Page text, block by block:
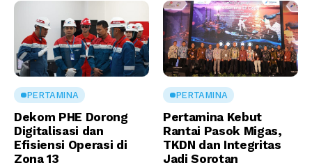
PERTAMINA
Dekom PHE Dorong
Digitalisasi dan
Efisiensi Operasi di
Zona 13
PERTAMINA
Pertamina Kebut
Rantai Pasok Migas,
TKDN dan Integritas
Jadi Sorotan